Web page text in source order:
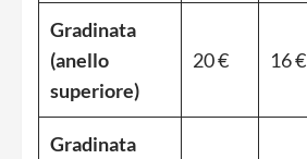
Gradinata
(anello
superiore)
20 € 16 €
Gradinata